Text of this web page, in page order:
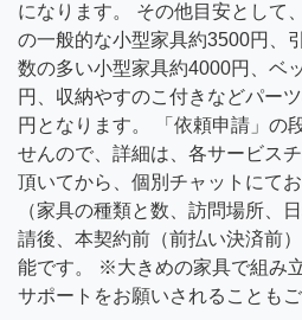
になります。 その他目安として
の一般的な小型家具約3500円、
数の多い小型家具約4000円、ベ
円、収納やすのこ付きなどパー
円となります。 「依頼申請」の
せんので、詳細は、各サービス
頂いてから、個別チャットにて
（家具の種類と数、訪問場所、
請後、本契約前（前払い決済前
能です。 ※大きめの家具で組み
サポートをお願いされることもご